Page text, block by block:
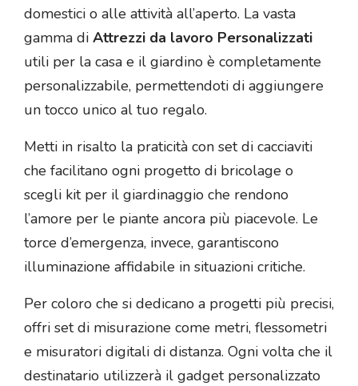
domestici o alle attività all’aperto. La vasta
gamma di Attrezzi da lavoro Personalizzati
utili per la casa e il giardino è completamente
personalizzabile, permettendoti di aggiungere
un tocco unico al tuo regalo.
Metti in risalto la praticità con set di cacciaviti
che facilitano ogni progetto di bricolage o
scegli kit per il giardinaggio che rendono
l’amore per le piante ancora più piacevole. Le
torce d’emergenza, invece, garantiscono
illuminazione affidabile in situazioni critiche.
Per coloro che si dedicano a progetti più precisi,
offri set di misurazione come metri, flessometri
e misuratori digitali di distanza. Ogni volta che il
destinatario utilizzerà il gadget personalizzato